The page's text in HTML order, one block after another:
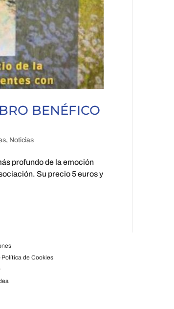
BENÉFICO
, Noticias
profundo de la emoción
Su precio 5 euros y
Política de Cookies